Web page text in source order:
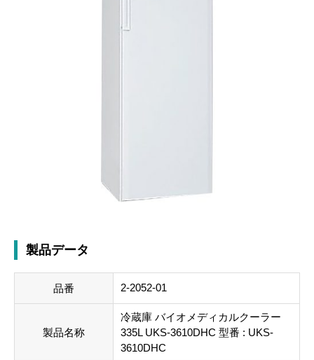
製品データ
品番 2-2052-01
製品名称
冷蔵庫 バイオメディカルクーラー
335L UKS-3610DHC 型番 : UKS-
3610DHC